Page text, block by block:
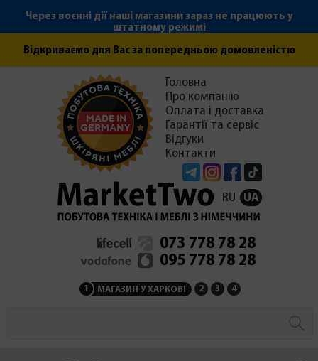
Через воєнні дії наші магазини зараз не працюють у
штатному режимі
Відкриваємо для Вас за попередньою домовленістю
TelegramInstagramFacebook
Головна
Про компанію
Оплата і доставка
Гарантії та сервіс
Відгуки
Контакти
RU UA
073 778 78 28
095 778 78 28
1 МАГАЗИН У ХАРКОВІ 2 МАГАЗИН НА
3 СЕРВІСНИЙ ЦЕНТР
4